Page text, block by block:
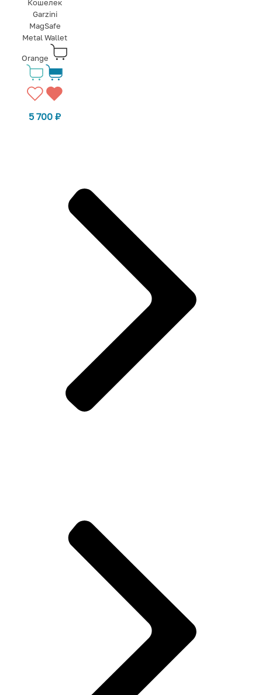
Кошелек
Garzini
MagSafe
Metal Wallet
Orange
5 700₽